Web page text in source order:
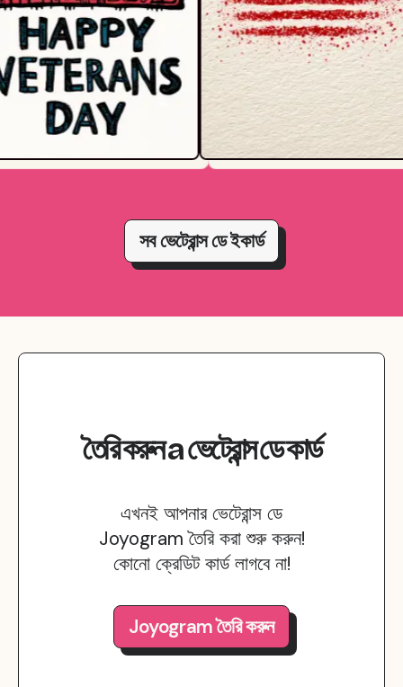
সব ভেটেরান্স ডে ইকার্ড
তৈরি করুনaভেটেরান্স ডেকার্ড
এখনই আপনার ভেটেরান্স ডে
Joyogram তৈরি করা শুরু করুন!
কোনো ক্রেডিট কার্ড লাগবে না!
Joyogram তৈরি করুন